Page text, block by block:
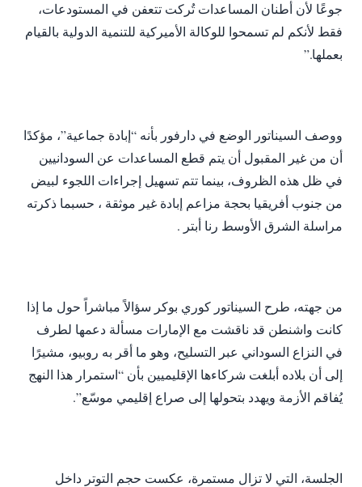
جوعًا لأن أطنان المساعدات تُركت تتعفن في المستودعات،
فقط لأنكم لم تسمحوا للوكالة الأميركية للتنمية الدولية بالقيام
بعملها.”
ووصف السيناتور الوضع في دارفور بأنه “إبادة جماعية”، مؤكدًا
أن من غير المقبول أن يتم قطع المساعدات عن السودانيين
في ظل هذه الظروف، بينما تتم تسهيل إجراءات اللجوء لبيض
من جنوب أفريقيا بحجة مزاعم إبادة غير موثقة ، حسبما ذكرته
مراسلة الشرق الأوسط رنا أبتر .
من جهته، طرح السيناتور كوري بوكر سؤالاً مباشراً حول ما إذا
كانت واشنطن قد ناقشت مع الإمارات مسألة دعمها لطرف
في النزاع السوداني عبر التسليح، وهو ما أقر به روبيو، مشيرًا
إلى أن بلاده أبلغت شركاءها الإقليميين بأن “استمرار هذا النهج
يُفاقم الأزمة ويهدد بتحولها إلى صراع إقليمي موسّع”.
الجلسة، التي لا تزال مستمرة، عكست حجم التوتر داخل